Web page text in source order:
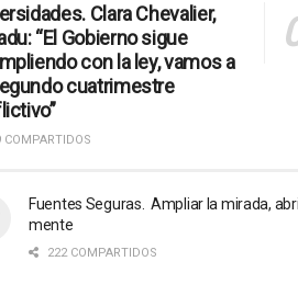
Clara Chevalier,
“El Gobierno sigue
con la ley, vamos a
cuatrimestre
COMPARTIDOS
Fuentes Seguras. Ampliar la mirada,
mente
222 COMPARTIDOS